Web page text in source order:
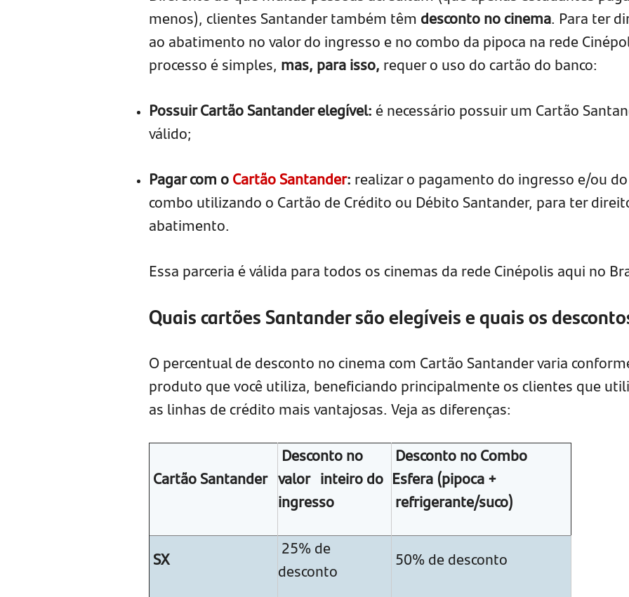
menos), clientes Santander também têm desconto no cinema. Para ter
ao abatimento no valor do ingresso e no combo da pipoca na rede
processo é simples, mas, para isso, requer o uso do cartão do banco:
Possuir Cartão Santander elegível:é necessário possuir um Cartão
válido;
Pagar com oCartão Santander: realizar o pagamento do ingresso e/ou do
combo utilizando o Cartão de Crédito ou Débito Santander, para ter
abatimento.
Essa parceria é válida para todos os cinemas da rede Cinépolis aqui no
Quais cartões Santander são elegíveis e quais os
O percentual de desconto no cinema com Cartão Santander varia
produto que você utiliza, beneficiando principalmente os clientes que
as linhas de crédito mais vantajosas. Veja as diferenças:
Cartão Santander
Desconto no
valor inteiro do
ingresso
Desconto no Combo
Esfera (pipoca +
refrigerante/suco)
SX
25% de
desconto
50% de desconto